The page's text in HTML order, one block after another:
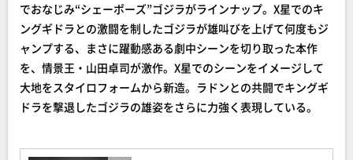
でおなじみ“シェーポーズ”ゴジラがラインナップ。X星でのキ
ングギドラとの激闘を制したゴジラが雄叫びを上げて何度もジ
ャンプする、まさに躍動感ある劇中シーンを切り取った本作
を、情景王・山田卓司が激作。X星でのシーンをイメージして
大地をスタイロフォームから新造。ラドンとの共闘でキングギ
ドラを撃退したゴジラの雄姿をさらに力強く表現している。